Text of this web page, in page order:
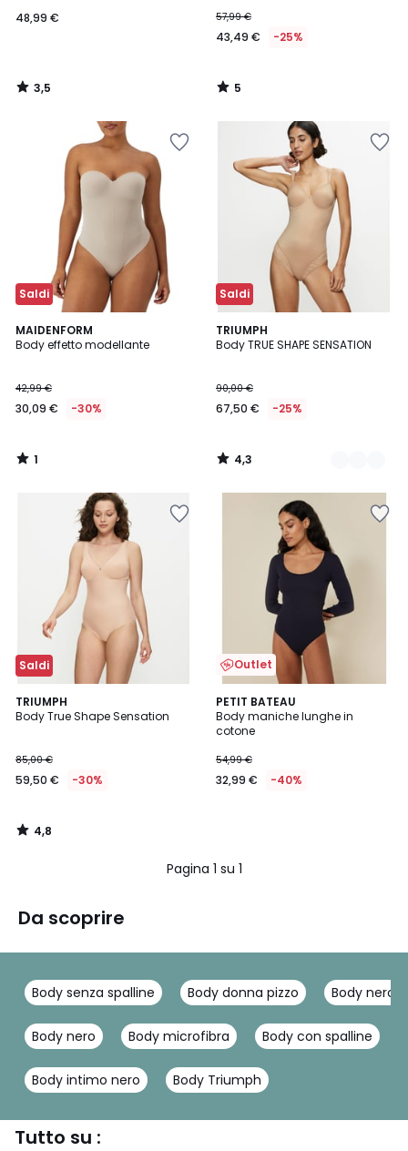
48,99 €
3,5
/
57,99 €
43,49 € -25%
5
/
Saldi
MAIDENFORM
Body effetto modellante
42,99 €
30,09 € -30%
1
/
1
/
Saldi
TRIUMPH
Body TRUE SHAPE SENSATION
90,00 €
67,50 € -25%
4,3
/ 5
2
Colori
4,3
/
Saldi
TRIUMPH
Body True Shape Sensation
85,00 €
59,50 € -30%
4,8
/ 5
4,8
/
Outlet
PETIT BATEAU
Body maniche lunghe in
cotone
54,99 €
32,99 € -40%
Pagina 1 su 1
Da scoprire
Body senza spalline Body donna pizzo Body nero
Body nero Body microfibra Body con spalline
Body intimo nero Body Triumph
Tutto su :